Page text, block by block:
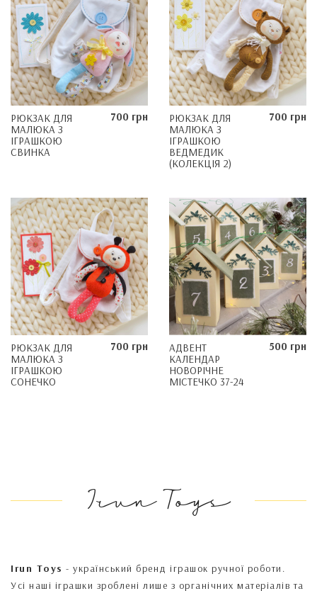
РЮКЗАК ДЛЯ
МАЛЮКА З
ІГРАШКОЮ
СВИНКА
700 грн
РЮКЗАК ДЛЯ
МАЛЮКА З
ІГРАШКОЮ
ВЕДМЕДИК
(КОЛЕКЦІЯ 2)
700 грн
РЮКЗАК ДЛЯ
МАЛЮКА З
ІГРАШКОЮ
СОНЕЧКО
700 грн
АДВЕНТ
КАЛЕНДАР
НОВОРІЧНЕ
МІСТЕЧКО 37-24
500 грн
Irun Toys
Irun Toys - український бренд іграшок ручної роботи.
Усі наші іграшки зроблені лише з органічних матеріалів та